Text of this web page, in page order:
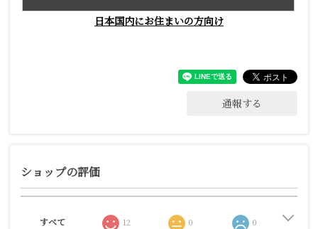
日本国内にお住まいの方向け
通報する
ショップの評価
すべて 12 0 0